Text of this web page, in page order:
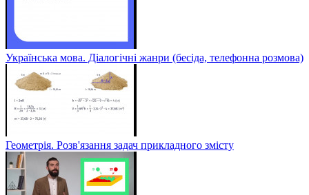
Українська мова. Діалогічні жанри (бесіда, телефонна розмова)
Геометрія. Розв'язання задач прикладного змісту